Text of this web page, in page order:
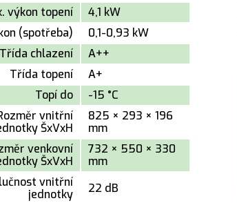
výkon topení
4,1 kW
(spotřeba)
0,1-0,93 kW
Třída chlazení
A++
Třída topení
A+
Topí do
-15 °C
vnitřní
ŠxVxH
825 × 293 × 196
mm
venkovní
ŠxVxH
732 × 550 × 330
mm
vnitřní
jednotky
22 dB